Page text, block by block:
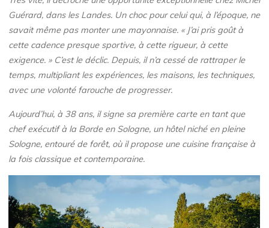
Guérard, dans les Landes. Un choc pour celui qui, à l’époque, ne
savait même pas monter une mayonnaise. « J’ai pris goût à
cette cadence presque sportive, à cette rigueur, à cette
exigence. » C’est le déclic. Depuis, il n’a cessé de rattraper le
temps, multipliant les expériences, les maisons, les techniques,
avec une volonté farouche de progresser.
Aujourd’hui, à 38 ans, il signe sa première carte en tant que
chef exécutif à la Borde en Sologne, un hôtel niché en pleine
Sologne, entouré de forêt, où il propose une cuisine française à
la fois classique et contemporaine.